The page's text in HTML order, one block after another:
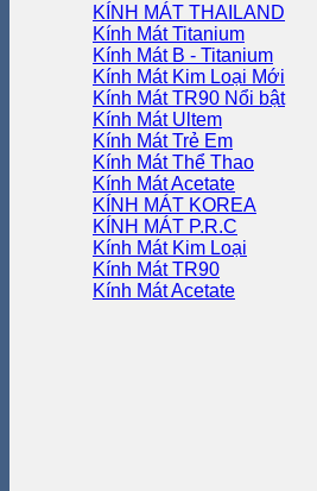
KÍNH MÁT THAILAND
Kính Mát Titanium
Kính Mát B - Titanium
Kính Mát Kim Loại
Kính Mát TR90
Kính Mát Ultem
Kính Mát Trẻ Em
Kính Mát Thể Thao
Kính Mát Acetate
KÍNH MÁT KOREA
KÍNH MÁT P.R.C
Kính Mát Kim Loại
Kính Mát TR90
Kính Mát Acetate